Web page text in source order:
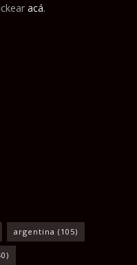
acá.
argentina (105)